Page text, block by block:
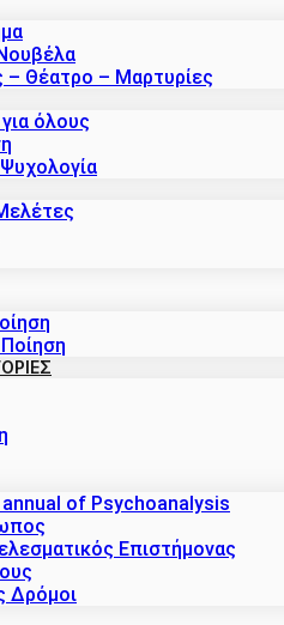
– Θέατρο – Μαρτυρίες
όλους
annual of Psychoanalysis
Επιστήμονας
Δρόμοι